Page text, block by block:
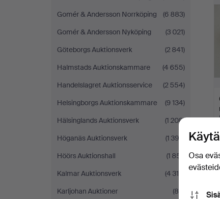
Gomér & Andersson Norrköping
(6 883)
Gomér & Andersson Nyköping
(3 021)
Göteborgs Auktionsverk
(2 841)
Halmstads Auktionskammare
(4 655)
Handelslagret Auktionsservice
(2 554)
Helsingborgs Auktionskammare
(9 134)
Hälsinglands Auktionsverk
(1 208)
Höganäs Auktionsverk
(1 392)
Höörs Auktionshall
(1 851)
Kalmar Auktionsverk
(4 318)
Karljohan Auktioner
(84)
Osa